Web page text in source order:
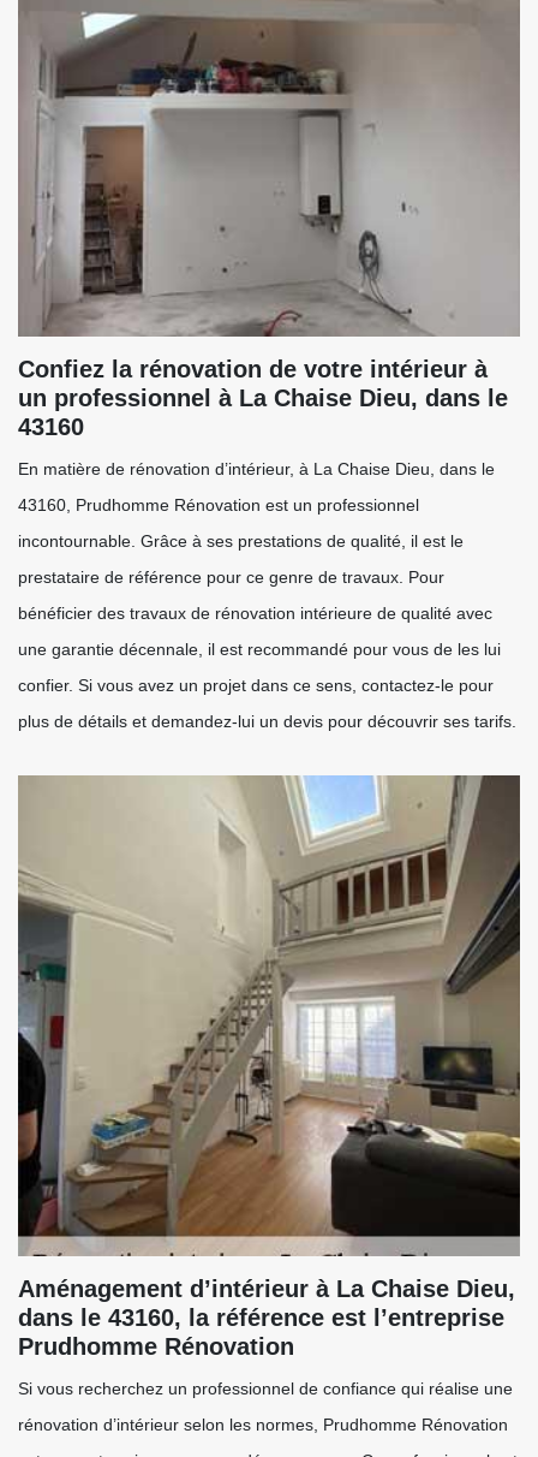
Confiez la rénovation de votre intérieur à
un professionnel à La Chaise Dieu, dans le
43160
En matière de rénovation d’intérieur, à La Chaise Dieu, dans le
43160, Prudhomme Rénovation est un professionnel
incontournable. Grâce à ses prestations de qualité, il est le
prestataire de référence pour ce genre de travaux. Pour
bénéficier des travaux de rénovation intérieure de qualité avec
une garantie décennale, il est recommandé pour vous de les lui
confier. Si vous avez un projet dans ce sens, contactez-le pour
plus de détails et demandez-lui un devis pour découvrir ses tarifs.
Aménagement d’intérieur à La Chaise Dieu,
dans le 43160, la référence est l’entreprise
Prudhomme Rénovation
Si vous recherchez un professionnel de confiance qui réalise une
rénovation d’intérieur selon les normes, Prudhomme Rénovation